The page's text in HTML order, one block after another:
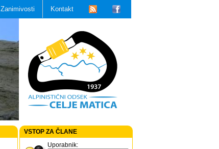
Zanimivosti Kontakt
VSTOP ZA ČLANE
Uporabnik: